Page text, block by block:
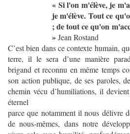
« Si l'on m'élève, je
je m'élève. Tout ce
; de tout ce qu'on
»Jean Rostand
C’est bien dans ce contexte humain,
terre, il le sera d’une manière
brigand et reconnu en même temps
son action publique, de ses paroles,
chemin vécu d’humiliations, il
éternel
parce que notamment il nous délivre
de nous-mêmes, dans notre